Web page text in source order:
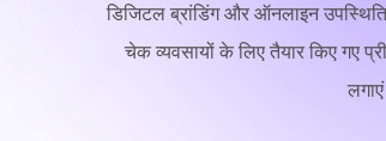
डिजिटल ब्रांडिंग और ऑनलाइन
चेक व्यवसायों के लिए तैयार किए गए